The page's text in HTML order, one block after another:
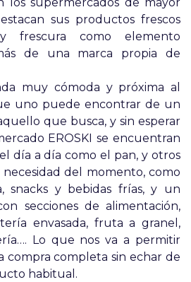
sus productos frescos
frescura como elemento
de una marca propia de
muy cómoda y próxima al
uno puede encontrar de un
que busca, y sin esperar
EROSKI se encuentran
día a día como el pan, y otros
del momento, como
snacks y bebidas frías, y un
secciones de alimentación,
envasada, fruta a granel,
Lo que nos va a permitir
compra completa sin echar de
habitual.